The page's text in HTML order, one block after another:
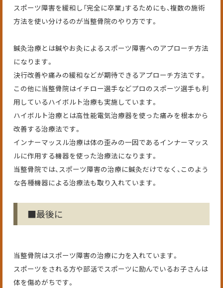
スポーツ障害を緩和し「完全に卒業」するためにも、複数の施術
方法を使い分けるのが当整骨院のやり方です。
鍼灸治療とは鍼やお灸によるスポーツ障害へのアプローチ方法
になります。
決行改善や痛みの緩和などが期待できるアプローチ方法です。
この他に当整骨院はイチロー選手などプロのスポーツ選手も利
用しているハイボルト治療も実施しています。
ハイボルト治療とは高性能電気治療器を使った痛みを根本から
改善する治療法です。
インナーマッスル治療は体の歪みの一因であるインナーマッス
ルに作用する機器を使った治療法になります。
当整骨院では、スポーツ障害の治療に鍼灸だけでなく、このよう
な各種機器による治療法も取り入れています。
■最後に
当整骨院はスポーツ障害の治療に力を入れています。
スポーツをされる方や部活でスポーツに励んでいるお子さんは
体を傷めがちです。